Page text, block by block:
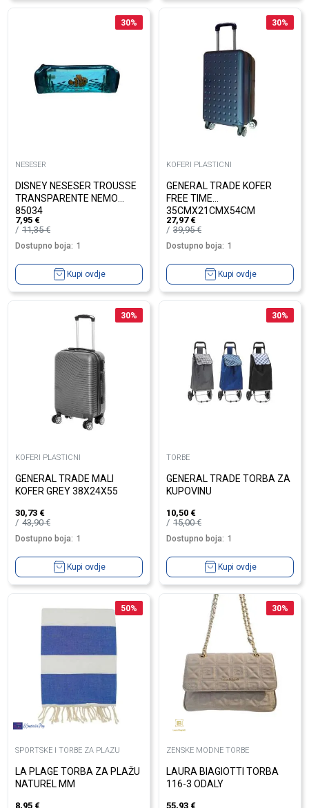
30%
NESESER
DISNEY NESESER TROUSSE
TRANSPARENTE NEMO
85034
7,95 €
11,35€
Dostupno boja: 1
Kupi ovdje
30%
KOFERI PLASTICNI
GENERAL TRADE KOFER
FREE TIME
35CMX21CMX54CM
27,97 €
39,95€
Dostupno boja: 1
Kupi ovdje
30%
KOFERI PLASTICNI
GENERAL TRADE MALI
KOFER GREY 38X24X55
30,73 €
43,90€
Dostupno boja: 1
Kupi ovdje
30%
TORBE
GENERAL TRADE TORBA ZA
KUPOVINU
10,50 €
15,00€
Dostupno boja: 1
Kupi ovdje
50%
SPORTSKE I TORBE ZA PLAZU
LA PLAGE TORBA ZA PLAŽU
NATUREL MM
8,95 €
30%
ZENSKE MODNE TORBE
LAURA BIAGIOTTI TORBA
116-3 ODALY
55,93 €